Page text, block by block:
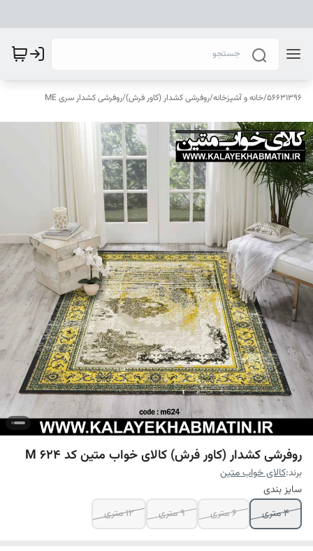
56631396
/خانه و آشپزخانه/روفرشی کشدار (کاور فرش)/روفرشی کشدار سری ME
روفرشی کشدار (کاور فرش) کالای خواب متین کد M 624
برند:کالای خواب متین
سایز بندی
4 متری
6 متری 9 متری 12 متری